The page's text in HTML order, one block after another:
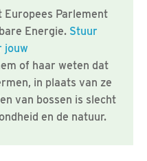
Europees Parlement
Energie. Stuur
jouw
of haar weten dat
in plaats van ze
van bossen is slecht
en de natuur.